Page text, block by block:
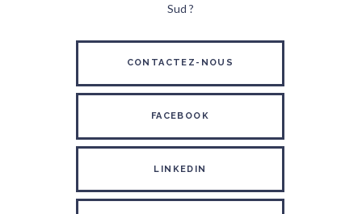
Sud ?
CONTACTEZ-NOUS
FACEBOOK
LINKEDIN